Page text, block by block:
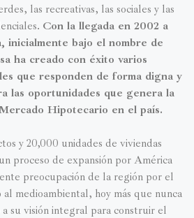
las recreativas, las sociales y las
Con la llegada en 2002 a
inicialmente bajo el nombre de
ha creado con éxito varios
que responden de forma digna y
las oportunidades que genera la
Hipotecario en el país.
y 20,000 unidades de viviendas
proceso de expansión por América
preocupación de la región por el
medioambiental, hoy más que nunca
su visión integral para construir el